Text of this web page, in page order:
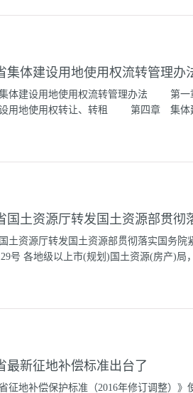
。第五条房地产转让的风险责任，产权转
登记的日期,为房地产权转移的日期。第
人应当依法纳税。第九条县级以上房地产
集体建设用地使用权流转管理
集体建设用地使用权流转管理办法
设用地使用权转让、转租 第四章 集
本办法。 第三条 取得农民集体土地进
规划或村庄、集镇规划。涉及农用地转
下列情形之一的，集体建设用地使用权
国土资源厅转发国土资源部贯彻
土资源厅转发国土资源部贯彻落实国务
号 各地级以上市(规划)国土资源(房产
最新征地补偿标准出台了
省征地补偿保护标准（2016年修订调整